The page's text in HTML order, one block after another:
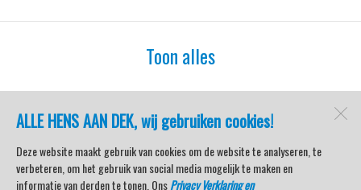
ALLE HENS AAN DEK, wij gebruiken cookies!
Deze website maakt gebruik van cookies om de website te analyseren, te
verbeteren, om het gebruik van social media mogelijk te maken en
informatie van derden te tonen. OnsPrivacy Verklaring en
Toon alles
watersport-tv
Lemmer